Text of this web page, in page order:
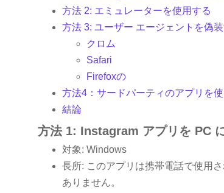
方法 2: エミュレーターを使用する
方法 3: ユーザー エージェントを偽
クロム
Safari
Firefoxの
方法4：サードパーティのアプリを
結論
方法 1: Instagram アプリを PC
対象: Windows
長所: このアプリは携帯電話で使用
ありません。